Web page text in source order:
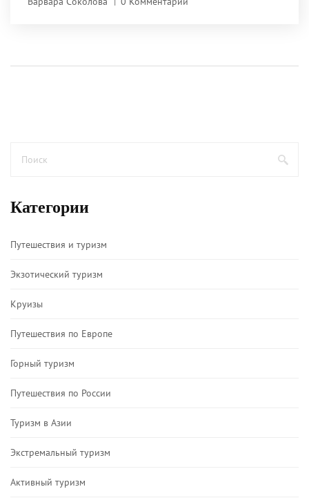
Категории
Путешествия и туризм
Экзотический туризм
Круизы
Путешествия по Европе
Горный туризм
Путешествия по России
Туризм в Азии
Экстремальный туризм
Активный туризм